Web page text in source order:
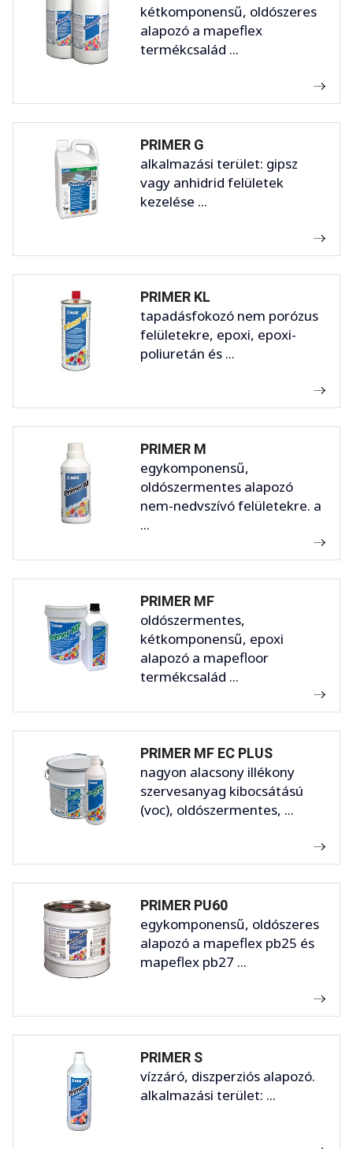
kétkomponensű, oldószeres
alapozó a mapeflex
termékcsalád ...
PRIMER G
alkalmazási terület: gipsz
vagy anhidrid felületek
kezelése ...
PRIMER KL
tapadásfokozó nem porózus
felületekre, epoxi, epoxi-
poliuretán és ...
PRIMER M
egykomponensű,
oldószermentes alapozó
nem-nedvszívó felületekre. a
...
PRIMER MF
oldószermentes,
kétkomponensű, epoxi
alapozó a mapefloor
termékcsalád ...
PRIMER MF EC PLUS
nagyon alacsony illékony
szervesanyag kibocsátású
(voc), oldószermentes, ...
PRIMER PU60
egykomponensű, oldószeres
alapozó a mapeflex pb25 és
mapeflex pb27 ...
PRIMER S
vízzáró, diszperziós alapozó.
alkalmazási terület: ...